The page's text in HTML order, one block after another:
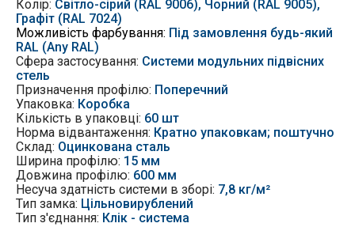
Колір: Світло-сірий (RAL 9006), Чорний (RAL 9005),
Графіт (RAL 7024)
Можливість фарбування: Під замовлення будь-який
RAL (Any RAL)
Сфера застосування: Системи модульних підвісних
стель
Призначення профілю: Поперечний
Упаковка: Коробка
Кількість в упаковці: 60 шт
Норма відвантаження: Кратно упаковкам; поштучно
Склад: Оцинкована сталь
Ширина профілю: 15 мм
Довжина профілю: 600 мм
Несуча здатність системи в зборі: 7,8 кг/м²
Тип замка: Цільновирублений
Тип з'єднання: Клік - система